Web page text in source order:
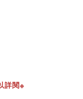
詳閱※